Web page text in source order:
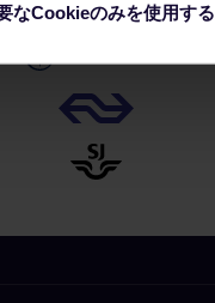
なCookieのみを使用する